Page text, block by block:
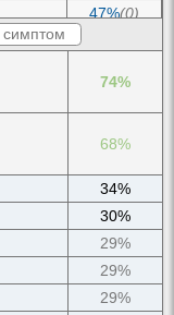
47%(0)
74%
68%
34%
30%
29%
29%
29%